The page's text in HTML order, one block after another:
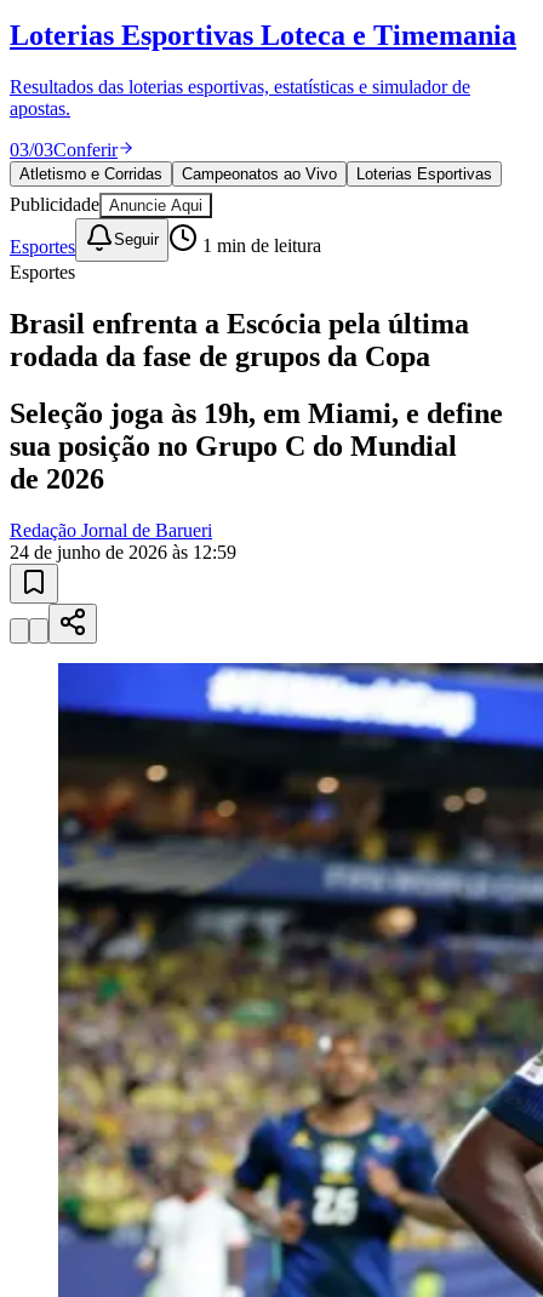
Anuncie no Portal
Cadastrar Empresa
Divulgar Vagas
Publicidade Legal
Política
Eleições
Esportes
Saúde
Segurança
Cultura
Meio Ambiente
Educação
Bairros de Barueri
Selecione sua região Para notícias da sua região
AldeiaAldeia da Serra
JubranBelval
RegiãoCotiaCruz PretaEngenho Novo
MilitarItapeviJandira Jardim Audir
Califórnia
EsperançaJardim Graziela
JulioJardim Líbano
MutingaJardim Paraíso
Jardim São PedroJardim São SilvestreJardim SilveiraJardim
Mutinga Nova AldeinhaOsascoParque dos
CamargosParque ImperialParque Santa Luzia Parque Viana
Recanto PhrynéaSantana de
Vila Boa VistaVila
Vila Engenho Novo Vila MárciaVila Nossa Sra. da
EscadaVila Porto
Votupoca
Para Sua Empresa
Anuncie no Portal
Guia de Empresas
Divulgar Vagas
Novo
Publicidade Legal
Negócios Regionais
Turismo
Segurança Regional
Hospitais Estaduais
Parques & Represas
Cidades da Região
Santana de ParnaíbaOsasco CarapicuíbaJandiraItapeviCotia
Pirapora
do Bom Jesus
Araçariguama CajamarCaieirasFranco da
Francisco MoratoTaboão da Serra Embu das ArtesSão Roque
Para Sua Empresa
Anuncie Regional
Guia de Empresas
Vagas na Região
Loterias Esportivas Loteca e Timemania
Resultados das loterias esportivas, estatísticas e simulador de
apostas.
03/03Conferir
Atletismo e Corridas Campeonatos ao Vivo Loterias Esportivas
Publicidade Anuncie Aqui
Esportes Seguir 1 min de leitura
Esportes
Brasil enfrenta a Escócia pela última
rodada da fase de grupos da Copa
Seleção joga às 19h, em Miami, e define
sua posição no Grupo C do Mundial
de 2026
Redação Jornal de Barueri
24 de junho de 2026 às 12:59